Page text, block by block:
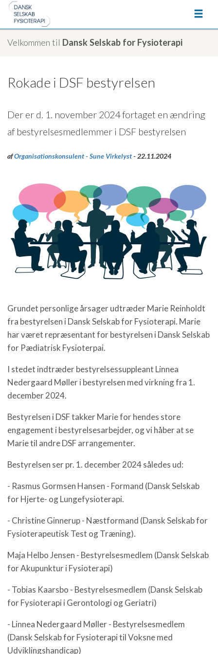
Velkommen til Dansk Selskab for Fysioterapi
Rokade i DSF bestyrelsen
Der er d. 1. november 2024 fortaget en ændring
af bestyrelsesmedlemmer i DSF bestyrelsen
afOrganisationskonsulent - Sune Virkelyst- 22.11.2024
Grundet personlige årsager udtræder Marie Reinholdt
fra bestyrelsen i Dansk Selskab for Fysioterapi. Marie
har været repræsentant for bestyrelsen i Dansk Selskab
for Pædiatrisk Fysioterpai.
I stedet indtræder bestyrelsessuppleant Linnea
Nedergaard Møller i bestyrelsen med virkning fra 1.
december 2024.
Bestyrelsen i DSF takker Marie for hendes store
engagement i bestyrelsesarbejder, og vi håber at se
Marie til andre DSF arrangementer.
Bestyrelsen ser pr. 1. december 2024 således ud:
- Rasmus Gormsen Hansen - Formand (Dansk Selskab
for Hjerte- og Lungefysioterapi.
- Christine Ginnerup - Næstformand (Dansk Selskab for
Fysioterapeutisk Test og Træning).
Maja Helbo Jensen - Bestyrelsesmedlem (Dansk Selskab
for Akupunktur i Fysioterapi)
- Tobias Kaarsbo - Bestyrelsesmedlem (Dansk Selskab
for Fysioterapi i Gerontologi og Geriatri)
- Linnea Nedergaard Møller - Bestyrelsesmedlem
(Dansk Selskab for Fysioterapi til Voksne med
Udviklingshandicap)